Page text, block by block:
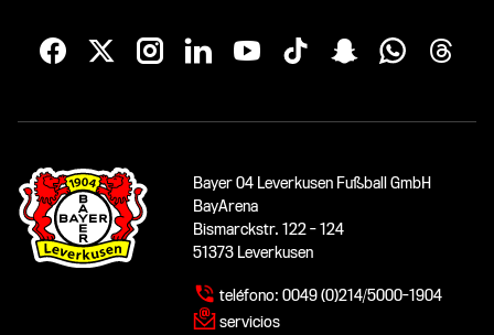
Bayer 04 Leverkusen Fußball GmbH
BayArena
Bismarckstr. 122 - 124
51373 Leverkusen
teléfono: 0049 (0)214/5000-1904
servicios